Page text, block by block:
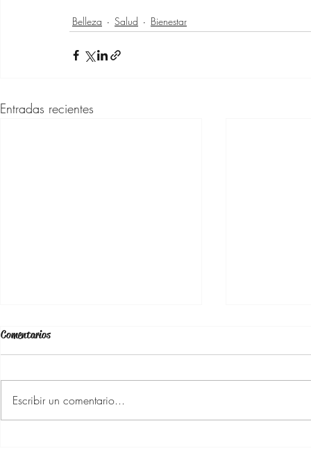
Belleza Salud Bienestar
Entradas recientes
Comentarios
Escribir un comentario...